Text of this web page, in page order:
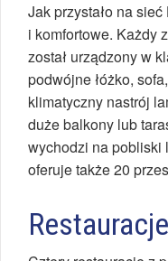
Jak przystało na
i komfortowe. Każdy
został urządzony w
podwójne łóżko,
klimatyczny nastrój
duże balkony lub
wychodzi na pobliski
oferuje także 20